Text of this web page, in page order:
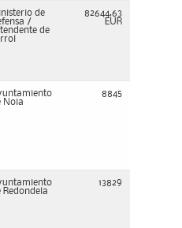
de
/
de
82644,63
EUR
Noia
8845
Redondela
13829